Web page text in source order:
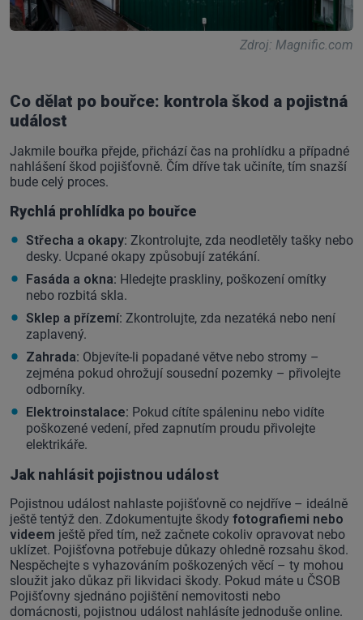
Zdroj: Magnific.com
Co dělat po bouřce: kontrola škod a pojistná
událost
Jakmile bouřka přejde, přichází čas na prohlídku a případné
nahlášení škod pojišťovně. Čím dříve tak učiníte, tím snazší
bude celý proces.
Rychlá prohlídka po bouřce
Střecha a okapy: Zkontrolujte, zda neodletěly tašky nebo
desky. Ucpané okapy způsobují zatékání.
Fasáda a okna: Hledejte praskliny, poškození omítky
nebo rozbitá skla.
Sklep a přízemí: Zkontrolujte, zda nezatéká nebo není
zaplavený.
Zahrada: Objevíte-li popadané větve nebo stromy –
zejména pokud ohrožují sousední pozemky – přivolejte
odborníky.
Elektroinstalace: Pokud cítíte spáleninu nebo vidíte
poškozené vedení, před zapnutím proudu přivolejte
elektrikáře.
Jak nahlásit pojistnou událost
Pojistnou událost nahlaste pojišťovně co nejdříve – ideálně
ještě tentýž den. Zdokumentujte škody fotografiemi nebo
videem ještě před tím, než začnete cokoliv opravovat nebo
uklízet. Pojišťovna potřebuje důkazy ohledně rozsahu škod.
Nespěchejte s vyhazováním poškozených věcí – ty mohou
sloužit jako důkaz při likvidaci škody. Pokud máte u ČSOB
Pojišťovny sjednáno pojištění nemovitosti nebo
domácnosti, pojistnou událost nahlásíte jednoduše online.